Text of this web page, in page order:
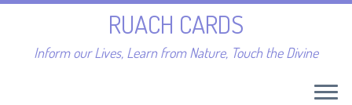
RUACH CARDS
Inform our Lives, Learn from Nature, Touch the Divine